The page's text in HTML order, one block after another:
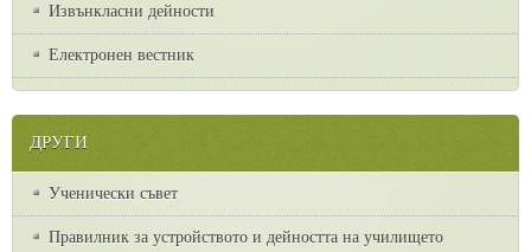
Извънкласни дейности
Електронен вестник
ДРУГИ
Ученически съвет
Правилник за устройството и дейността на училището